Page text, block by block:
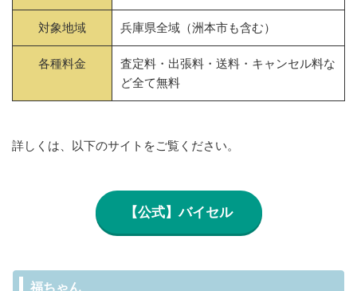
対象地域 兵庫県全域（洲本市も含む）
各種料金
査定料・出張料・送料・キャンセル料な
ど全て無料
詳しくは、以下のサイトをご覧ください。
【公式】バイセル
福ちゃん